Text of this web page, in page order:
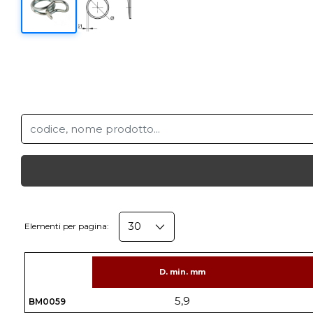
Elementi per pagina:
BM0059
D. min. mm
5,9